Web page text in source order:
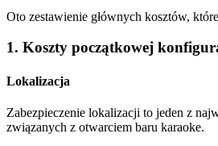
Oto zestawienie głównych kosztów,
1. Koszty początkowej
Lokalizacja
Zabezpieczenie lokalizacji to jeden z
związanych z otwarciem baru karaoke.